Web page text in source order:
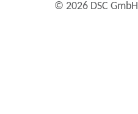
© 2026 DSC GmbH